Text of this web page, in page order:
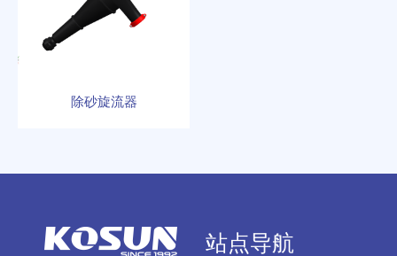
除砂旋流器
站点导航